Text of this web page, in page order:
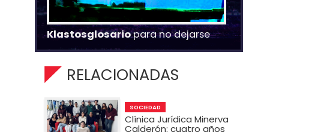
Klastosglosariopara no dejarse
RELACIONADAS
SOCIEDAD
Clínica Jurídica Minerva
Calderón: cuatro años